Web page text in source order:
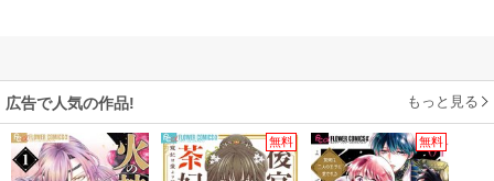
広告で人気の作品! もっと見る
無料 無料